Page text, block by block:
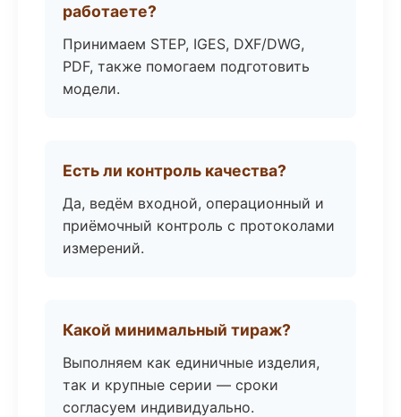
работаете?
Принимаем STEP, IGES, DXF/DWG,
PDF, также помогаем подготовить
модели.
Есть ли контроль качества?
Да, ведём входной, операционный и
приёмочный контроль с протоколами
измерений.
Какой минимальный тираж?
Выполняем как единичные изделия,
так и крупные серии — сроки
согласуем индивидуально.